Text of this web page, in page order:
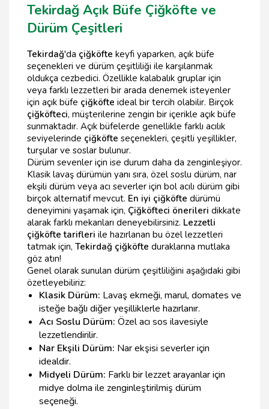
Tekirdağ Açık Büfe Çiğköfte ve
Dürüm Çeşitleri
Tekirdağ'da çiğköfte keyfi yaparken, açık büfe
seçenekleri ve dürüm çeşitliliği ile karşılanmak
oldukça cezbedici. Özellikle kalabalık gruplar için
veya farklı lezzetleri bir arada denemek isteyenler
için açık büfe çiğköfte ideal bir tercih olabilir. Birçok
çiğköfteci, müşterilerine zengin bir içerikle açık büfe
sunmaktadır. Açık büfelerde genellikle farklı acılık
seviyelerinde çiğköfte seçenekleri, çeşitli yeşillikler,
turşular ve soslar bulunur.
Dürüm sevenler için ise durum daha da zenginleşiyor.
Klasik lavaş dürümün yanı sıra, özel soslu dürüm, nar
ekşili dürüm veya acı severler için bol acılı dürüm gibi
birçok alternatif mevcut. En iyi çiğköfte dürümü
deneyimini yaşamak için, Çiğköfteci önerileri dikkate
alarak farklı mekanları deneyebilirsiniz. Lezzetli
çiğköfte tarifleri ile hazırlanan bu özel lezzetleri
tatmak için, Tekirdağ çiğköfte duraklarına mutlaka
göz atın!
Genel olarak sunulan dürüm çeşitliliğini aşağıdaki gibi
özetleyebiliriz:
Klasik Dürüm: Lavaş ekmeği, marul, domates ve
isteğe bağlı diğer yeşilliklerle hazırlanır.
Acı Soslu Dürüm: Özel acı sos ilavesiyle
lezzetlendirilir.
Nar Ekşili Dürüm: Nar ekşisi severler için
idealdir.
Midyeli Dürüm: Farklı bir lezzet arayanlar için
midye dolma ile zenginleştirilmiş dürüm
seçeneği.